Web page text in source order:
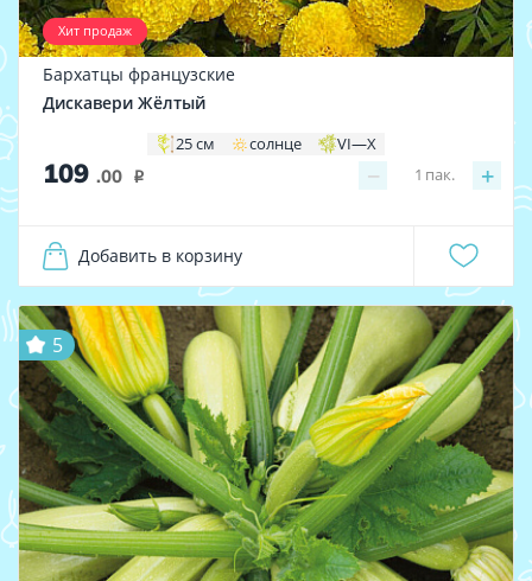
Хит продаж
Бархатцы французские
Дискавери Жёлтый
25 см солнце VI—X
109 .00 i − +
1 пак.
Добавить в корзину
5